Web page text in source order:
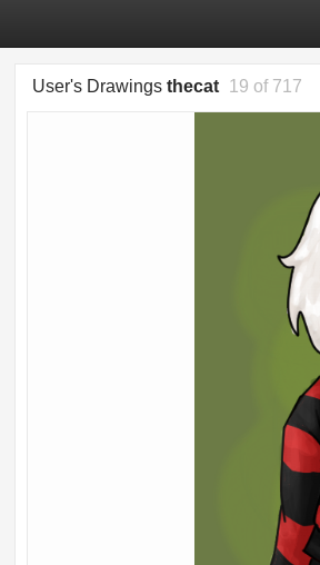
User's Drawings thecat 19 of 717